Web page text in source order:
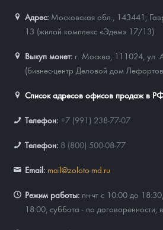
Адрес: Московская обл., 143441
13 (жилой комплекс «Эдем» 17/13)
Выкуп монет: г. Москва, 111024, ул.
(бизнес-центр Деловой дом
Список адресов офисов продаж в
Телефон: +7 (991) 238-77-07
Телефон: 8 (800) 500-08-77
Email: mail@zoloto-md.ru
Режим работы: пн-чт с 10:00 до
18:00, суббота - по договоренности,